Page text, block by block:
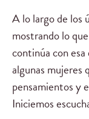
A lo largo de los
mostrando lo
continúa con
algunas mujeres
pensamientos y
Iniciemos